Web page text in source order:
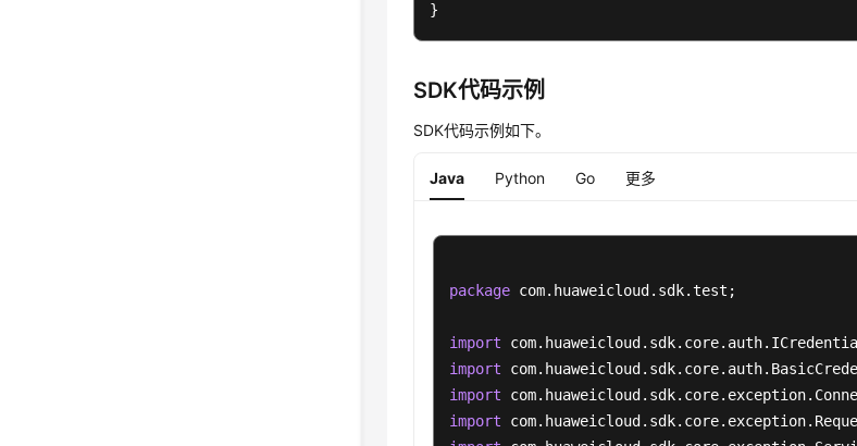
}
SDK代码示例
SDK代码示例如下。
Java Python Go 更多
package com.huaweicloud.sdk.test;
import
import
import
import